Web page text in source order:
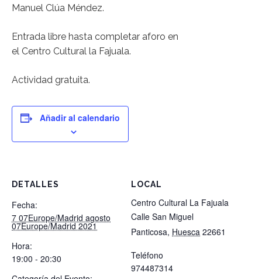
Manuel Clúa Méndez.
Entrada libre hasta completar aforo en
el Centro Cultural la Fajuala.
Actividad gratuita.
Añadir al calendario
DETALLES
Fecha:
7 07Europe/Madrid agosto
07Europe/Madrid 2021
Hora:
19:00 - 20:30
LOCAL
Centro Cultural La Fajuala
Calle San Miguel
Panticosa, Huesca 22661
Teléfono
974487314